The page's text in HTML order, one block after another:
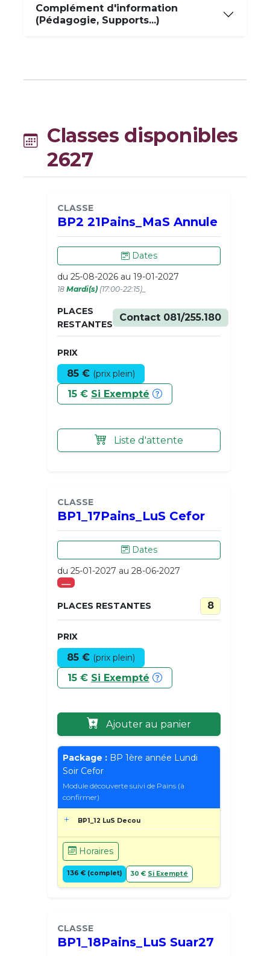
Complément d'information
(Pédagogie, Supports...)
Classes disponibles
2627
CLASSE
BP2 21Pains_MaS Annule
Dates
du 25-08-2026 au 19-01-2027
18 Mardi(s) (17:00-22:15)_
PLACES
RESTANTES
Contact 081/255.180
PRIX
85 € (prix plein)
15 € Si Exempté
Liste d'attente
CLASSE
BP1_17Pains_LuS Cefor
Dates
du 25-01-2027 au 28-06-2027
___
PLACES RESTANTES 8
PRIX
85 € (prix plein)
15 € Si Exempté
Ajouter au panier
Package : BP 1ère année Lundi
Soir Cefor
Module découverte suivi de Pains (à
confirmer)
BP1_12 LuS Decou
Horaires
136 € (complet) 30 € Si Exempté
CLASSE
BP1_18Pains_LuS Suar27